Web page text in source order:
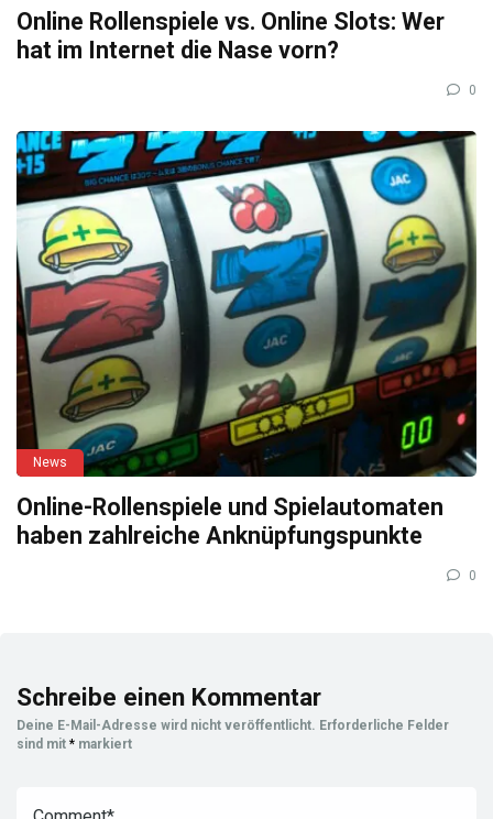
Online Rollenspiele vs. Online Slots: Wer
hat im Internet die Nase vorn?
0
News
Online-Rollenspiele und Spielautomaten
haben zahlreiche Anknüpfungspunkte
0
Schreibe einen Kommentar
Deine E-Mail-Adresse wird nicht veröffentlicht. Erforderliche Felder
sind mit * markiert